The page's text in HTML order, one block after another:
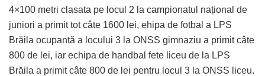
4×100 metri clasata pe locul 2 la campionatul național de
juniori a primit tot câte 1600 lei, ehipa de fotbal a LPS
Brăila ocupantă a locului 3 la ONSS gimnaziu a primit câte
800 de lei, iar echipa de handbal fete liceu de la LPS
Brăila a primit câte 800 de lei pentru locul 3 la ONSS liceu.